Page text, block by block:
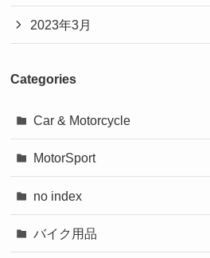
2023年3月
Categories
Car & Motorcycle
MotorSport
no index
バイク用品